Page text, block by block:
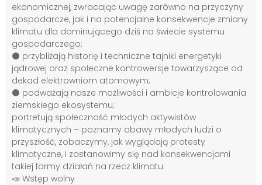
ekonomicznej, zwracając uwagę zarówno na przyczyny
gospodarcze, jak i na potencjalne konsekwencje zmiany
klimatu dla dominującego dziś na świecie systemu
gospodarczego;
⚫️ przybliżają historię i techniczne tajniki energetyki
jądrowej oraz społeczne kontrowersje towarzyszące od
dekad elektrowniom atomowym;
⚫️ podważają nasze możliwości i ambicje kontrolowania
ziemskiego ekosystemu;
portretują społeczność młodych aktywistów
klimatycznych – poznamy obawy młodych ludzi o
przyszłość, zobaczymy, jak wyglądają protesty
klimatyczne, i zastanowimy się nad konsekwencjami
takiej formy działań na rzecz klimatu.
📣 Wstęp wolny